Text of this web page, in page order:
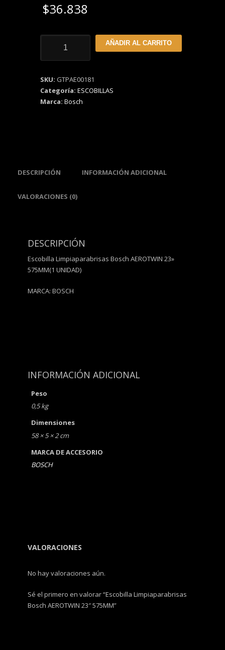
$36.838
Limpiaparabrisas
Bosch
23"
575MM
cantidad
AÑADIR AL CARRITO
SKU: GTPAE00181
Categoría: ESCOBILLAS
Marca: Bosch
DESCRIPCIÓN INFORMACIÓN ADICIONAL
VALORACIONES (0)
DESCRIPCIÓN
Escobilla Limpiaparabrisas Bosch AEROTWIN 23»
575MM(1 UNIDAD)
MARCA: BOSCH
INFORMACIÓN ADICIONAL
Peso
0,5 kg
Dimensiones
58 × 5 × 2 cm
MARCA DE ACCESORIO
BOSCH
VALORACIONES
No hay valoraciones aún.
Sé el primero en valorar “Escobilla Limpiaparabrisas
Bosch AEROTWIN 23″ 575MM”